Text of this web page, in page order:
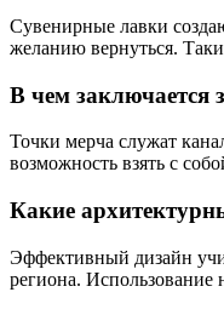
Сувенирные лавки
желанию вернуться.
В чем заключается
Точки мерча служат
возможность взять с
Какие
Эффективный дизайн
региона. Использование